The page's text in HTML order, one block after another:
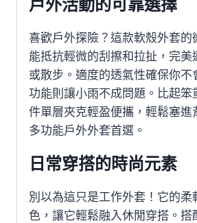
戶外活動的可靠選擇
喜歡戶外探險？這款軟殼外套的
能抵抗輕微的刮擦和拉扯，完美
或散步。適度的透氣性確保你不
功能則讓小雨不成問題。比起笨
件單層夾克輕盈便攜，輕鬆塞進
多功能戶外外套首選。
日常穿搭的時尚元素
別以為這只是工作外套！它的柔
色，讓它輕鬆融入休閒穿搭。搭